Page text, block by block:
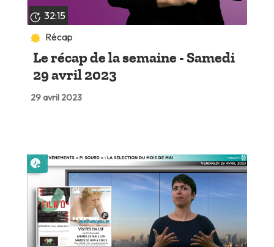
32:15
Récap
Le récap de la semaine - Samedi
29 avril 2023
29 avril 2023
Lire plus tard